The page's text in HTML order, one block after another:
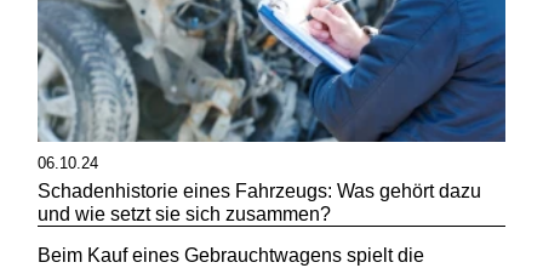
06.10.24
Schadenhistorie eines Fahrzeugs: Was gehört dazu
und wie setzt sie sich zusammen?
Beim Kauf eines Gebrauchtwagens spielt die